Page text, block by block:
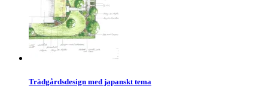
Trädgårdsdesign med japanskt tema